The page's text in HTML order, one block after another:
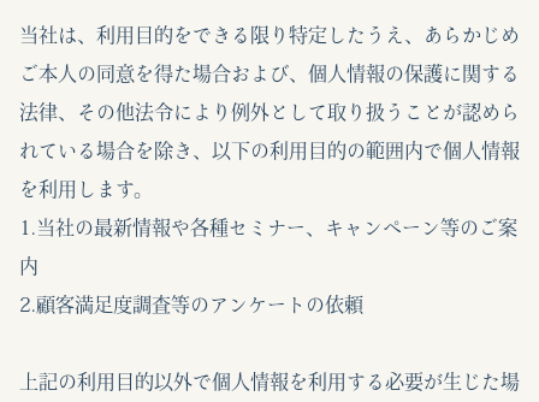
当社は、利用目的をできる限り特定したうえ、あらかじめ
ご本人の同意を得た場合および、個人情報の保護に関する
法律、その他法令により例外として取り扱うことが認めら
れている場合を除き、以下の利用目的の範囲内で個人情報
を利用します。
1.当社の最新情報や各種セミナー、キャンペーン等のご案
内
2.顧客満足度調査等のアンケートの依頼
上記の利用目的以外で個人情報を利用する必要が生じた場